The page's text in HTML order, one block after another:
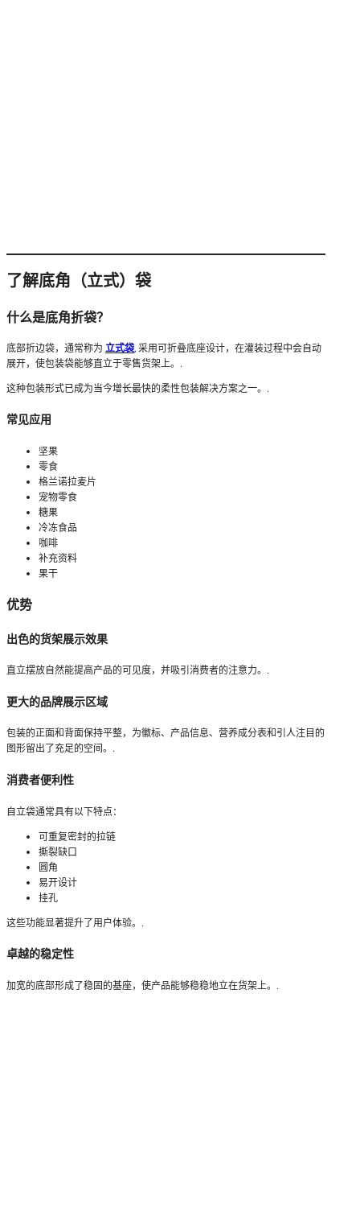
了解底角（立式）袋
什么是底角折袋？
底部折边袋，通常称为 立式袋, 采用可折叠底座设计，在灌装过程中会自动
展开，使包装袋能够直立于零售货架上。.
这种包装形式已成为当今增长最快的柔性包装解决方案之一。.
常见应用
坚果
零食
格兰诺拉麦片
宠物零食
糖果
冷冻食品
咖啡
补充资料
果干
优势
出色的货架展示效果
直立摆放自然能提高产品的可见度，并吸引消费者的注意力。.
更大的品牌展示区域
包装的正面和背面保持平整，为徽标、产品信息、营养成分表和引人注目的
图形留出了充足的空间。.
消费者便利性
自立袋通常具有以下特点：
可重复密封的拉链
撕裂缺口
圆角
易开设计
挂孔
这些功能显著提升了用户体验。.
卓越的稳定性
加宽的底部形成了稳固的基座，使产品能够稳稳地立在货架上。.